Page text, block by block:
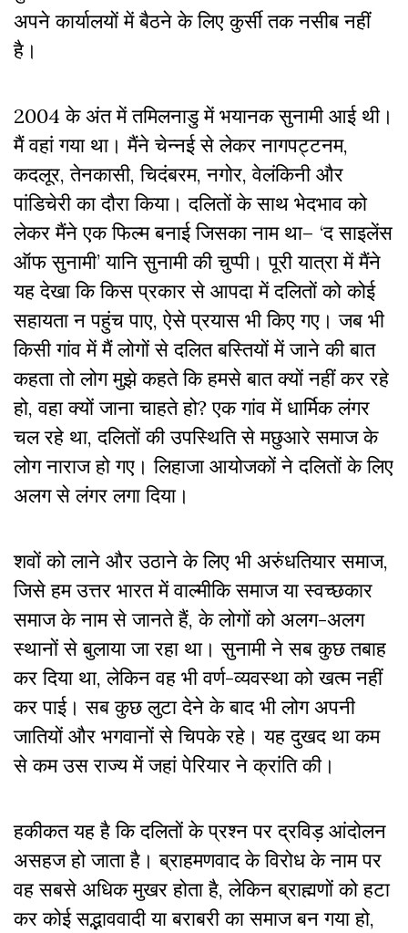
अपने कार्यालयों में बैठने के लिए कुर्सी तक नसीब नहीं
है।
2004 के अंत में तमिलनाडु में भयानक सुनामी आई थी।
मैं वहां गया था। मैंने चेन्नई से लेकर नागपट्टनम,
कदलूर, तेनकासी, चिदंबरम, नगोर, वेलंकिनी और
पांडिचेरी का दौरा किया। दलितों के साथ भेदभाव को
लेकर मैंने एक फिल्म बनाई जिसका नाम था– ‘द साइलेंस
ऑफ सुनामी’ यानि सुनामी की चुप्पी। पूरी यात्रा में मैंने
यह देखा कि किस प्रकार से आपदा में दलितों को कोई
सहायता न पहुंच पाए, ऐसे प्रयास भी किए गए। जब भी
किसी गांव में मैं लोगों से दलित बस्तियों में जाने की बात
कहता तो लोग मुझे कहते कि हमसे बात क्यों नहीं कर रहे
हो, वहा क्यों जाना चाहते हो? एक गांव में धार्मिक लंगर
चल रहे था, दलितों की उपस्थिति से मछुआरे समाज के
लोग नाराज हो गए। लिहाजा आयोजकों ने दलितों के लिए
अलग से लंगर लगा दिया।
शवों को लाने और उठाने के लिए भी अरुंधतियार समाज,
जिसे हम उत्तर भारत में वाल्मीकि समाज या स्वच्छकार
समाज के नाम से जानते हैं, के लोगों को अलग-अलग
स्थानों से बुलाया जा रहा था। सुनामी ने सब कुछ तबाह
कर दिया था, लेकिन वह भी वर्ण-व्यवस्था को खत्म नहीं
कर पाई। सब कुछ लुटा देने के बाद भी लोग अपनी
जातियों और भगवानों से चिपके रहे। यह दुखद था कम
से कम उस राज्य में जहां पेरियार ने क्रांति की।
हकीकत यह है कि दलितों के प्रश्न पर द्रविड़ आंदोलन
असहज हो जाता है। ब्राहमणवाद के विरोध के नाम पर
वह सबसे अधिक मुखर होता है, लेकिन ब्राह्मणों को हटा
कर कोई सद्भाववादी या बराबरी का समाज बन गया हो,